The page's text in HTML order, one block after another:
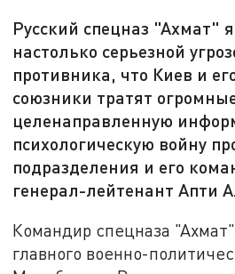
Русский спецназ "Ахмат"
настолько серьезной
противника, что Киев и
союзники тратят
целенаправленную
психологическую войну
подразделения и его
генерал-лейтенант Апти
Командир спецназа
главного военно-